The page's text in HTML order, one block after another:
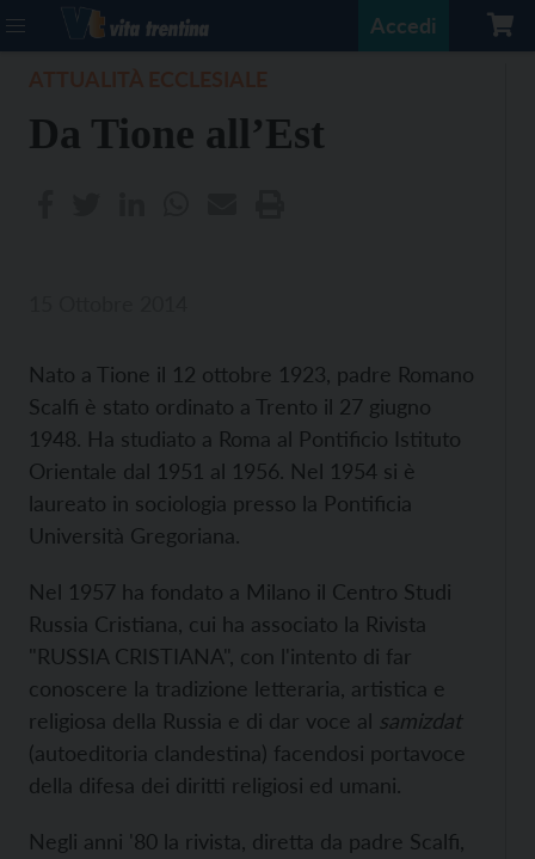
Accedi
Da Tione all’Est
Nato a Tione il 12 ottobre 1923, padre Romano
Scalfi è stato ordinato a Trento il 27 giugno
1948. Ha studiato a Roma al Pontificio Istituto
Orientale dal 1951 al 1956. Nel 1954 si è
laureato in sociologia presso la Pontificia
Università Gregoriana.
Nel 1957 ha fondato a Milano il Centro Studi
Russia Cristiana, cui ha associato la Rivista
"RUSSIA CRISTIANA", con l'intento di far
conoscere la tradizione letteraria, artistica e
religiosa della Russia e di dar voce al samizdat
(autoeditoria clandestina) facendosi portavoce
della difesa dei diritti religiosi ed umani.
Negli anni '80 la rivista, diretta da padre Scalfi,